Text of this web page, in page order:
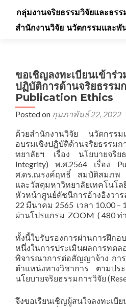
กลุ่มงานจริยธรรมวิจัยและธรร
สำนักงานวิจัย นวัตกรรมและพั
ขอเชิญลงทะเบียนเข้าร่ว
ปฏิบัติการด้านจริยธรรมก
Publication Ethics
Posted on กุมภาพันธ์ 22, 2022
ด้วยสำนักงานวิจัย นวัตกรร
อบรมเชิงปฏิบัติด้านจริยธรรม
ทยาลัยฯ เรื่อง นโยบายจริย
Integrity) พ.ศ.2564 เรื่อง
ศ.ดร.ณรงค์ฤทธิ์ สมบัติสมภพ
และวัสดุมหาวิทยาลัยเทคโนโล
หัวหน้าศูนย์ดัชนีการอ้างอิงว
22 มีนาคม 2565 เวลา 10.00
ผ่านโปรแกรม ZOOM ( 480 ท่
ทั้งนี้ใบรับรองการผ่านการฝึกอ
หนึ่งในการประเมินผลกา
พิจารณาการต่อสัญญาจ้าง การ
ตำแหน่งทางวิชาการ ตามปร
นโยบายจริยธรรมการวิจัย
จึงขอเรียนเชิญผู้สนใจลงทะเบี